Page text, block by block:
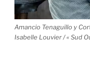
Amancio Tenaguillo y
Isabelle Louvier / « Sud